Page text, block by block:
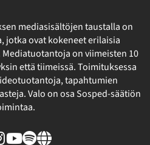
mediasisältöjen taustalla on
jotka ovat kokeneet erilaisia
on viimeisten 10
että tiimeissä. Toimituksessa
tapahtumien
Valo on osa Sosped-säätiön
Instagram
Youtube
SpotifyLinkki